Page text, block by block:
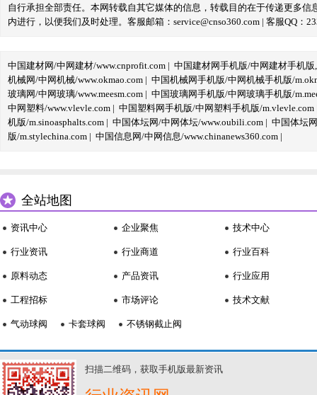
自行承担全部责任。本网转载自其它媒体的信息，转载目的在于传递更多
内进行，以便我们及时处理。客服邮箱：service@cnso360.com | 客服QQ：
中国建材网/中网建材/www.cnprofit.com | 中国建材网手机版/中网建材手机版
机械网/中网机械/www.okmao.com | 中国机械网手机版/中网机械手机版/
玻璃网/中网玻璃/www.meesm.com | 中国玻璃网手机版/中网玻璃手机版/
中网塑料/www.vlevle.com | 中国塑料网手机版/中网塑料手机版/m.vlevle.com
机版/m.sinoasphalts.com | 中国体坛网/中网体坛/www.oubili.com | 中国体坛
版/m.stylechina.com | 中国信息网/中网信息/www.chinanews360.com |
全站地图
资讯中心
行业资讯
原料动态
工程招标
企业聚焦
行业商道
产品资讯
市场评论
技术中心
行业百科
行业应用
技术文献
气动球阀 卡套球阀 不锈钢截止阀
扫描二维码，获取手机版最新资讯